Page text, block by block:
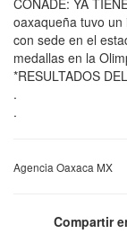
oaxaqueña tuvo
con sede en el
medallas en la
*RESULTADOS
.
.
Agencia Oaxaca MX
Compartir